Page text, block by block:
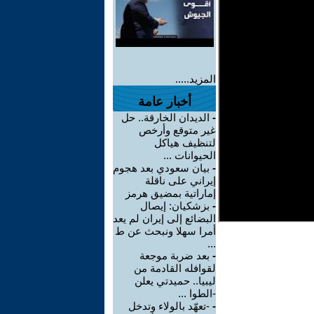
المزيد.....
أخبار عامة
- الديدان الخارقة.. حل
غير متوقع وأرخص
لتنظيف هياكل
الحيوانات ...
- بيان سعودي بعد هجوم
إيراني على ناقلة
إماراتية بمضيق هرمز
- بزشكيان: إيصال
البضائع إلى إيران لم يعد
أمرا سهلا ونبحث عن ط
...
- بعد ضربة موجعة
لقوافله القادمة من
ليبيا.. حميدتي يعلن
-الطوا ...
- -تعهّد بالولاء وتدخل